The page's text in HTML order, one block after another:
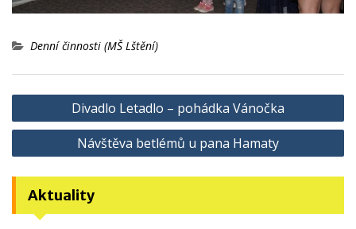
Denní činnosti (MŠ Lštění)
Navigace
pro
příspěvek
Divadlo Letadlo – pohádka Vánočka
Návštěva betlémů u pana Hamaty
Aktuality